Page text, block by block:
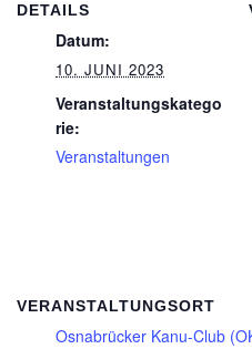
DETAILS
Datum:
10. JUNI 2023
Veranstaltungskatego
rie:
Veranstaltungen
VERANSTALTUNGSORT
Osnabrücker Kanu-Club